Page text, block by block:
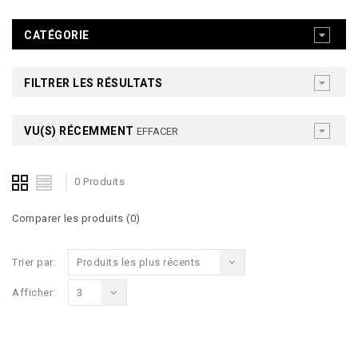
CATÉGORIE
FILTRER LES RÉSULTATS
VU(S) RÉCEMMENT EFFACER
0 Produits
Comparer les produits (0)
Trier par: Produits les plus récents
Afficher: 3